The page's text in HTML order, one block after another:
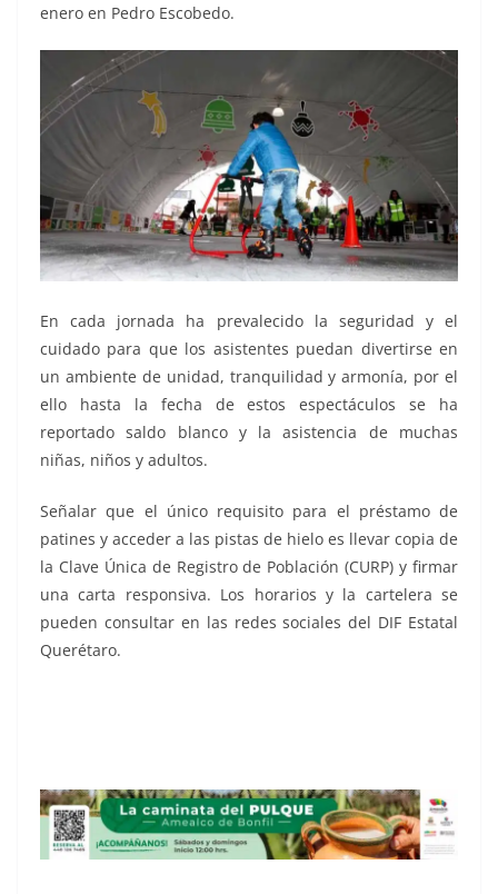
enero en Pedro Escobedo.
En cada jornada ha prevalecido la seguridad y el
cuidado para que los asistentes puedan divertirse en
un ambiente de unidad, tranquilidad y armonía, por el
ello hasta la fecha de estos espectáculos se ha
reportado saldo blanco y la asistencia de muchas
niñas, niños y adultos.
Señalar que el único requisito para el préstamo de
patines y acceder a las pistas de hielo es llevar copia de
la Clave Única de Registro de Población (CURP) y firmar
una carta responsiva. Los horarios y la cartelera se
pueden consultar en las redes sociales del DIF Estatal
Querétaro.